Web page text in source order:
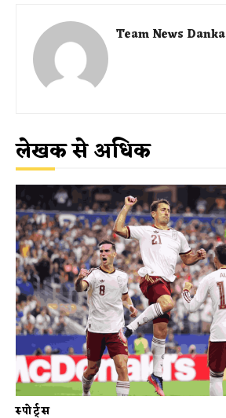
Team News Danka
लेखक से अधिक
स्पोर्ट्स